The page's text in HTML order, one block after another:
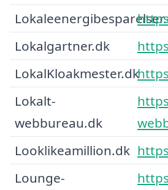
Lokalgartner.dk
LokalKloakmester.dk
Lokalt-
webbureau.dk
Looklikeamillion.dk
Lounge-